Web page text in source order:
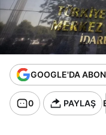
GOOGLE'DA
0 PAYLAŞ
yayımladı
:
Enflasyon
Rakamları